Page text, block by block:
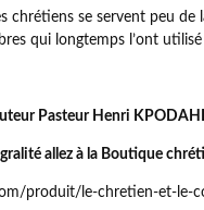
se servent peu de
qui longtemps l’ont
Pasteur Henri
allez à la Boutique
produit/le-chretien-et-le-